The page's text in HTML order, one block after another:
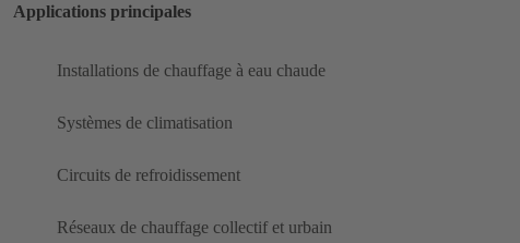
Applications principales
Installations de chauffage à eau chaude
Systèmes de climatisation
Circuits de refroidissement
Réseaux de chauffage collectif et urbain